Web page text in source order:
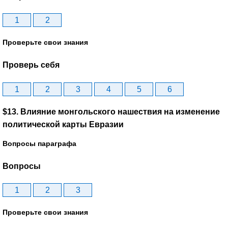
1 2
Проверьте свои знания
Проверь себя
1 2 3 4 5 6
$13. Влияние монгольского нашествия на изменение
политической карты Евразии
Вопросы параграфа
Вопросы
1 2 3
Проверьте свои знания